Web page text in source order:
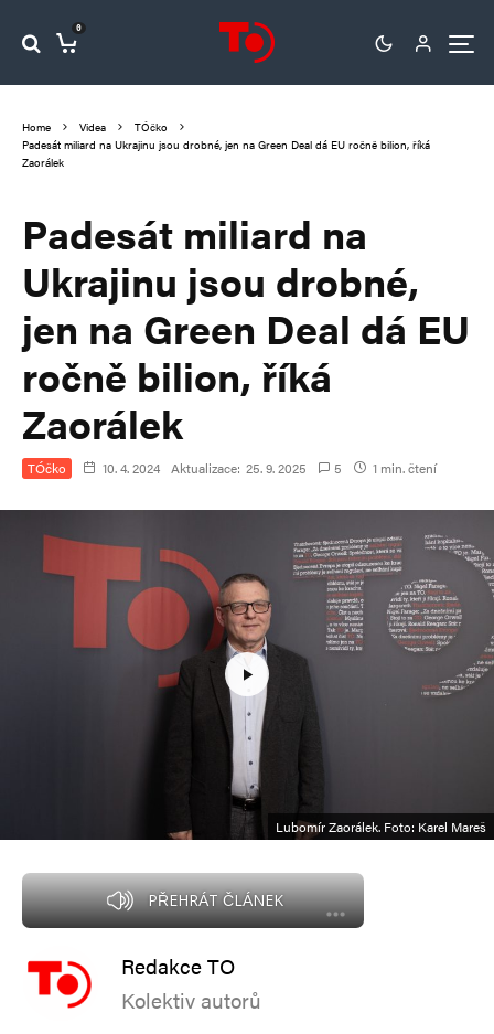
0
Home Videa
TÓčko
Padesát miliard na Ukrajinu jsou drobné, jen na Green Deal dá EU ročně bilion, říká
Zaorálek
Padesát miliard na
Ukrajinu jsou drobné,
jen na Green Deal dá EU
ročně bilion, říká
Zaorálek
TÓčko 10. 4. 2024 Aktualizace: 25. 9. 2025 5 1 min. čtení
Lubomír Zaorálek. Foto: Karel Mareš
PŘEHRÁT ČLÁNEK
Redakce TO
Kolektiv autorů